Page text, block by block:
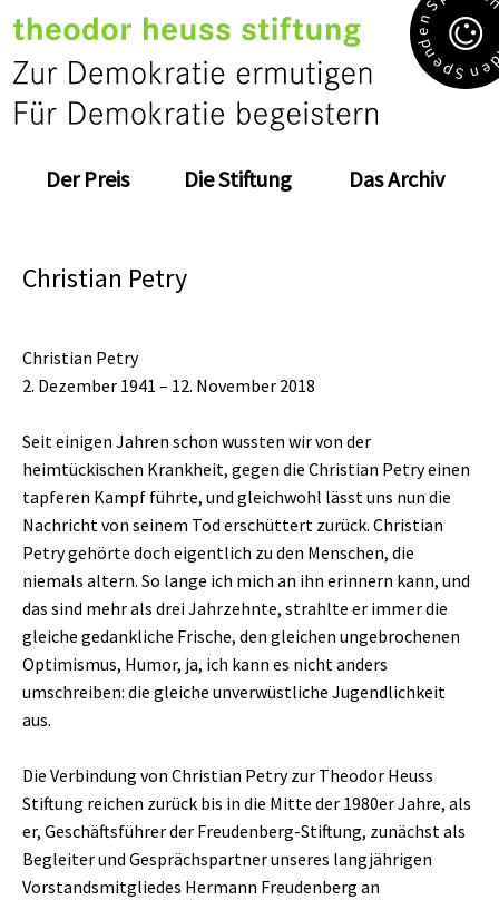
Der Preis Die Stiftung Das Archiv
S
p
e
n
d
e
n
S
e
n
Christian Petry
Christian Petry
2. Dezember 1941 – 12. November 2018
Seit einigen Jahren schon wussten wir von der
heimtückischen Krankheit, gegen die Christian Petry einen
tapferen Kampf führte, und gleichwohl lässt uns nun die
Nachricht von seinem Tod erschüttert zurück. Christian
Petry gehörte doch eigentlich zu den Menschen, die
niemals altern. So lange ich mich an ihn erinnern kann, und
das sind mehr als drei Jahrzehnte, strahlte er immer die
gleiche gedankliche Frische, den gleichen ungebrochenen
Optimismus, Humor, ja, ich kann es nicht anders
umschreiben: die gleiche unverwüstliche Jugendlichkeit
aus.
Die Verbindung von Christian Petry zur Theodor Heuss
Stiftung reichen zurück bis in die Mitte der 1980er Jahre, als
er, Geschäftsführer der Freudenberg-Stiftung, zunächst als
Begleiter und Gesprächspartner unseres langjährigen
Vorstandsmitgliedes Hermann Freudenberg an